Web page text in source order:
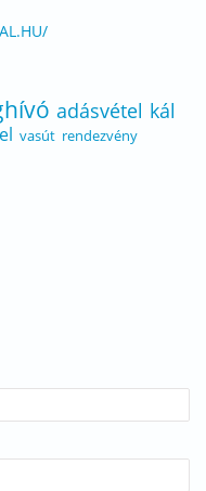
adásvétel kál
vasút rendezvény